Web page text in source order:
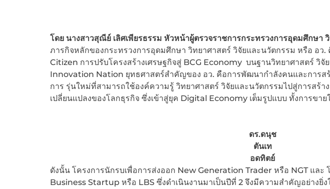
โดย นางสาวสุณีย์ เลิศเพียรธรรม หัวหน้าผู้ตรวจราชการกระทรวงการอุดมศึกษา
ภารกิจหลักของกระทรวงการอุดมศึกษา วิทยาศาสตร์ วิจัยและนวัตกรรม หรือ อ
Citizen การปรับโครงสร้างเศรษฐกิจสู่ BCG Economy บนฐานวิทยาศาสตร์ วิจั
Innovation Nation ยุทธศาสตร์สำคัญของ อว. คือการพัฒนากำลังคนและการส
การ รุ่นใหม่ที่สามารถใช้องค์ความรู้ วิทยาศาสตร์ วิจัยและนวัตกรรมไปสู่การสร้
เปลี่ยนแปลงของโลกธุรกิจ ซึ่งเข้าสู่ยุค Digital Economy เต็มรูปแบบ ทั้งการขาย
ดร.ดนุช
ตันเท
อดทิตย์
ดังนั้น โครงการนักรบเพื่อการส่งออก New Generation Trader หรือ NGT แล
Business Startup หรือ LBS ซึ่งดำเนินงานมาเป็นปีที่ 2 จึงมีความสำคัญอย่างยิ่ง